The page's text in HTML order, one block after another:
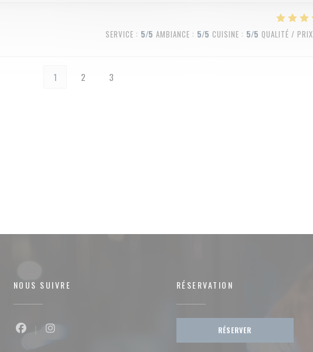
SERVICE : 5/5 AMBIANCE : 5/5 CUISINE : 5/5 QUALITÉ / PRIX
1 2 3
fenêtre))
NOUS SUIVRE
Facebook ((ouvre une nouvelle fenêtre))
RÉSERVATION
RÉSERVER